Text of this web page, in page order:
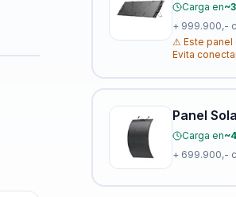
Carga en
+ 999.900,-
⚠Este
Evita
Panel
Carga en
+ 699.900,-